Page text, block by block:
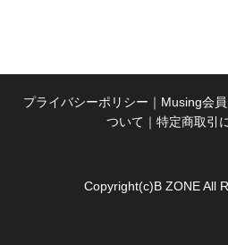
プライバシーポリシー ｜ Musing会
ついて ｜ 特定商取引
Copyright(c)B ZONE All